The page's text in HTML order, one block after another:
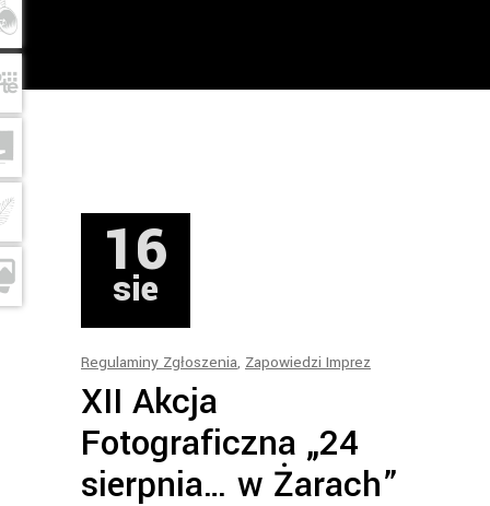
16
sie
Regulaminy Zgłoszenia, Zapowiedzi Imprez
XII Akcja
Fotograficzna „24
sierpnia… w Żarach”